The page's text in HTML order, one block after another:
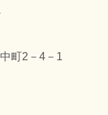
町2－4－1